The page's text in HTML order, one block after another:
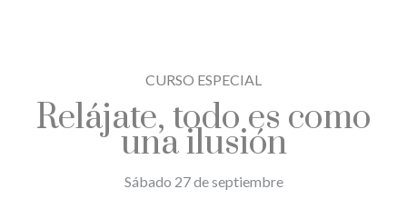
CURSO ESPECIAL
Relájate, todo es como
una ilusión
Sábado 27 de septiembre